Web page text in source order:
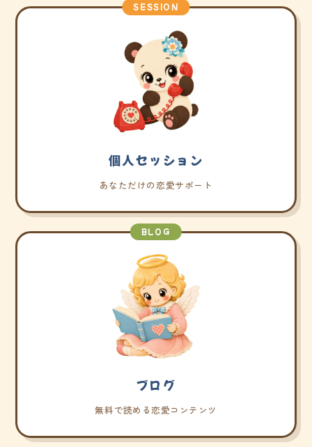
SESSION
個人セッション
あなただけの恋愛サポート
BLOG
ブログ
無料で読める恋愛コンテンツ